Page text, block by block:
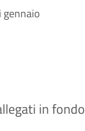
in fondo